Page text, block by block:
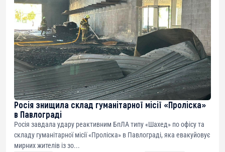
Росія знищила склад гуманітарної місії «Проліска»
в Павлограді
Росія завдала удару реактивним БпЛА типу «Шахед» по офісу та
складу гуманітарної місії «Проліска» в Павлограді, яка евакуйовує
мирних жителів із зо...